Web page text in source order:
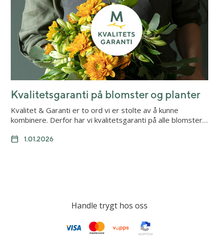
Kvalitetsgaranti på blomster og planter
Kvalitet & Garanti er to ord vi er stolte av å kunne
kombinere. Derfor har vi kvalitetsgaranti på alle blomster…
1.01.2026
Handle trygt hos oss